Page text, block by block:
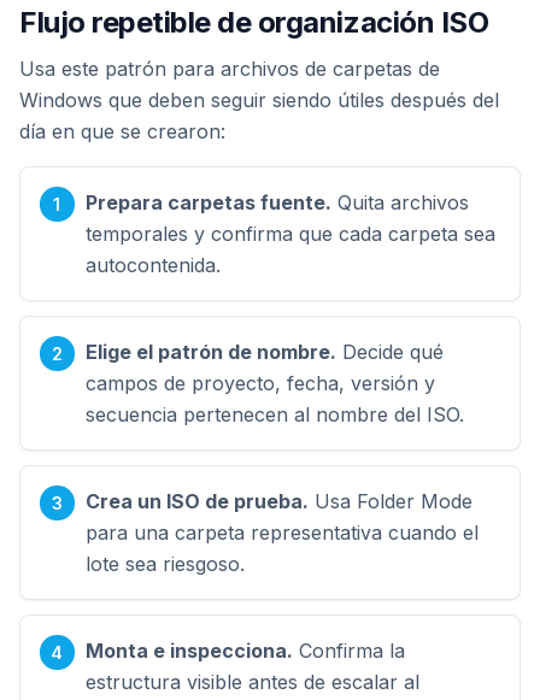
Flujo repetible de organización ISO
Usa este patrón para archivos de carpetas de
Windows que deben seguir siendo útiles después del
día en que se crearon:
Prepara carpetas fuente. Quita archivos
temporales y confirma que cada carpeta sea
autocontenida.
Elige el patrón de nombre. Decide qué
campos de proyecto, fecha, versión y
secuencia pertenecen al nombre del ISO.
Crea un ISO de prueba. Usa Folder Mode
para una carpeta representativa cuando el
lote sea riesgoso.
Monta e inspecciona. Confirma la
estructura visible antes de escalar al